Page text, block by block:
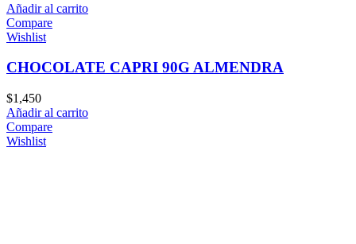
Añadir al carrito
Compare
Wishlist
CHOCOLATE CAPRI 90G ALMENDRA
$1,450
Añadir al carrito
Compare
Wishlist